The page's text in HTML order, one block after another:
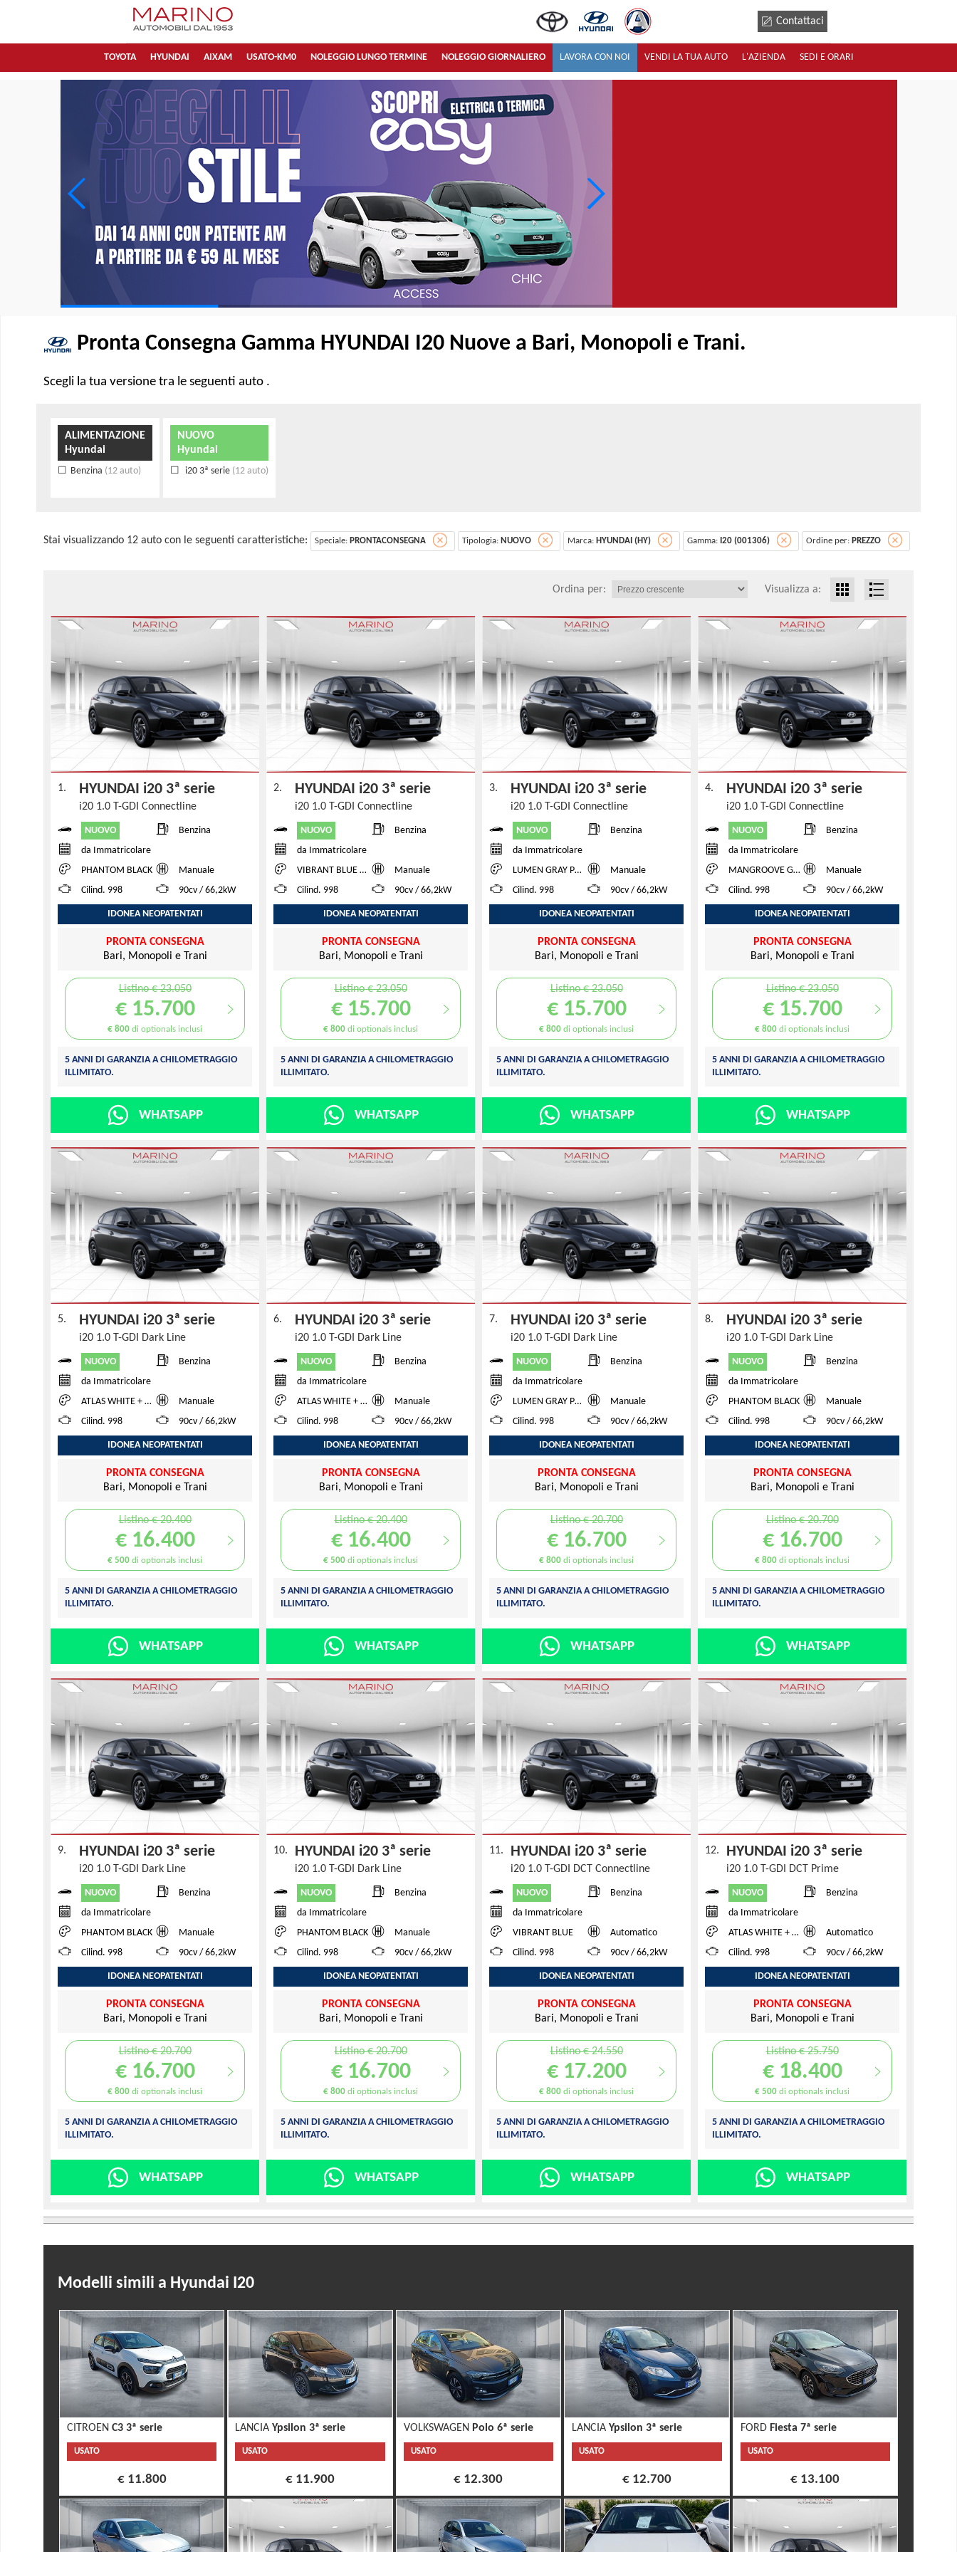
Contattaci
TOYOTA HYUNDAI AIXAM USATO-KM0 NOLEGGIO LUNGO TERMINE NOLEGGIO GIORNALIERO LAVORA CON NOI VENDI LA TUA AUTO L'AZIENDA SEDI E ORARI
Pronta Consegna Gamma HYUNDAI I20 Nuove a Bari, Monopoli e Trani.
Scegli la tua versione tra le seguenti auto .
ALIMENTAZIONE
Hyundai
Benzina (12 auto)
NUOVO
Hyundai
i20 3ª serie (12 auto)
Stai visualizzando 12 auto con le seguenti caratteristiche: Speciale: PRONTACONSEGNA Tipologia: NUOVO Marca: HYUNDAI (HY) Gamma: I20 (001306) Ordine per: PREZZO
Ordina per: Visualizza a:
1. HYUNDAI i20 3ª serie
i20 1.0 T-GDI Connectline
NUOVO
Benzina
da Immatricolare
PHANTOM BLACK
Manuale
Cilind. 998
90cv / 66,2kW
IDONEA NEOPATENTATI
PRONTA CONSEGNA
Bari, Monopoli e Trani
Listino € 23.050
€ 15.700
€ 800 di optionals inclusi
5 ANNI DI GARANZIA A CHILOMETRAGGIO
ILLIMITATO.
WHATSAPP
2. HYUNDAI i20 3ª serie
i20 1.0 T-GDI Connectline
NUOVO
Benzina
da Immatricolare
VIBRANT BLUE TWO TONE
Manuale
Cilind. 998
90cv / 66,2kW
IDONEA NEOPATENTATI
PRONTA CONSEGNA
Bari, Monopoli e Trani
Listino € 23.050
€ 15.700
€ 800 di optionals inclusi
5 ANNI DI GARANZIA A CHILOMETRAGGIO
ILLIMITATO.
WHATSAPP
3. HYUNDAI i20 3ª serie
i20 1.0 T-GDI Connectline
NUOVO
Benzina
da Immatricolare
LUMEN GRAY PEARL + BLACK ROOF
Manuale
Cilind. 998
90cv / 66,2kW
IDONEA NEOPATENTATI
PRONTA CONSEGNA
Bari, Monopoli e Trani
Listino € 23.050
€ 15.700
€ 800 di optionals inclusi
5 ANNI DI GARANZIA A CHILOMETRAGGIO
ILLIMITATO.
WHATSAPP
4. HYUNDAI i20 3ª serie
i20 1.0 T-GDI Connectline
NUOVO
Benzina
da Immatricolare
MANGROOVE GREEN
Manuale
Cilind. 998
90cv / 66,2kW
IDONEA NEOPATENTATI
PRONTA CONSEGNA
Bari, Monopoli e Trani
Listino € 23.050
€ 15.700
€ 800 di optionals inclusi
5 ANNI DI GARANZIA A CHILOMETRAGGIO
ILLIMITATO.
WHATSAPP
5. HYUNDAI i20 3ª serie
i20 1.0 T-GDI Dark Line
NUOVO
Benzina
da Immatricolare
ATLAS WHITE + BLACK ROOF
Manuale
Cilind. 998
90cv / 66,2kW
IDONEA NEOPATENTATI
PRONTA CONSEGNA
Bari, Monopoli e Trani
Listino € 20.400
€ 16.400
€ 500 di optionals inclusi
5 ANNI DI GARANZIA A CHILOMETRAGGIO
ILLIMITATO.
WHATSAPP
6. HYUNDAI i20 3ª serie
i20 1.0 T-GDI Dark Line
NUOVO
Benzina
da Immatricolare
ATLAS WHITE + BLACK ROOF
Manuale
Cilind. 998
90cv / 66,2kW
IDONEA NEOPATENTATI
PRONTA CONSEGNA
Bari, Monopoli e Trani
Listino € 20.400
€ 16.400
€ 500 di optionals inclusi
5 ANNI DI GARANZIA A CHILOMETRAGGIO
ILLIMITATO.
WHATSAPP
7. HYUNDAI i20 3ª serie
i20 1.0 T-GDI Dark Line
NUOVO
Benzina
da Immatricolare
LUMEN GRAY PEARL + BLACK ROOF
Manuale
Cilind. 998
90cv / 66,2kW
IDONEA NEOPATENTATI
PRONTA CONSEGNA
Bari, Monopoli e Trani
Listino € 20.700
€ 16.700
€ 800 di optionals inclusi
5 ANNI DI GARANZIA A CHILOMETRAGGIO
ILLIMITATO.
WHATSAPP
8. HYUNDAI i20 3ª serie
i20 1.0 T-GDI Dark Line
NUOVO
Benzina
da Immatricolare
PHANTOM BLACK
Manuale
Cilind. 998
90cv / 66,2kW
IDONEA NEOPATENTATI
PRONTA CONSEGNA
Bari, Monopoli e Trani
Listino € 20.700
€ 16.700
€ 800 di optionals inclusi
5 ANNI DI GARANZIA A CHILOMETRAGGIO
ILLIMITATO.
WHATSAPP
9. HYUNDAI i20 3ª serie
i20 1.0 T-GDI Dark Line
NUOVO
Benzina
da Immatricolare
PHANTOM BLACK
Manuale
Cilind. 998
90cv / 66,2kW
IDONEA NEOPATENTATI
PRONTA CONSEGNA
Bari, Monopoli e Trani
Listino € 20.700
€ 16.700
€ 800 di optionals inclusi
5 ANNI DI GARANZIA A CHILOMETRAGGIO
ILLIMITATO.
WHATSAPP
10. HYUNDAI i20 3ª serie
i20 1.0 T-GDI Dark Line
NUOVO
Benzina
da Immatricolare
PHANTOM BLACK
Manuale
Cilind. 998
90cv / 66,2kW
IDONEA NEOPATENTATI
PRONTA CONSEGNA
Bari, Monopoli e Trani
Listino € 20.700
€ 16.700
€ 800 di optionals inclusi
5 ANNI DI GARANZIA A CHILOMETRAGGIO
ILLIMITATO.
WHATSAPP
11. HYUNDAI i20 3ª serie
i20 1.0 T-GDI DCT Connectline
NUOVO
Benzina
da Immatricolare
VIBRANT BLUE
Automatico
Cilind. 998
90cv / 66,2kW
IDONEA NEOPATENTATI
PRONTA CONSEGNA
Bari, Monopoli e Trani
Listino € 24.550
€ 17.200
€ 800 di optionals inclusi
5 ANNI DI GARANZIA A CHILOMETRAGGIO
ILLIMITATO.
WHATSAPP
12. HYUNDAI i20 3ª serie
i20 1.0 T-GDI DCT Prime
NUOVO
Benzina
da Immatricolare
ATLAS WHITE + BLACK ROOF
Automatico
Cilind. 998
90cv / 66,2kW
IDONEA NEOPATENTATI
PRONTA CONSEGNA
Bari, Monopoli e Trani
Listino € 25.750
€ 18.400
€ 500 di optionals inclusi
5 ANNI DI GARANZIA A CHILOMETRAGGIO
ILLIMITATO.
WHATSAPP
Modelli simili a Hyundai I20
CITROEN C3 3ª serie
USATO
€ 11.800
LANCIAYpsilon 3ª serie
USATO
€ 11.900
VOLKSWAGEN Polo 6ª serie
USATO
€ 12.300
LANCIAYpsilon 3ª serie
USATO
€ 12.700
FORD Fiesta 7ª serie
USATO
€ 13.100